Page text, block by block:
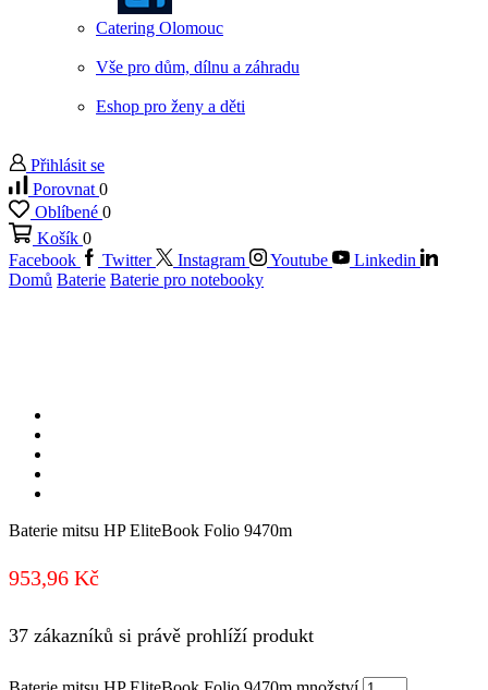
Catering Olomouc
Vše pro dům, dílnu a záhradu
Eshop pro ženy a děti
Přihlásit se
Porovnat 0
Oblíbené 0
Košík 0
Facebook
Twitter Instagram Youtube
Linkedin
Domů Baterie Baterie pro notebooky
Baterie mitsu HP EliteBook Folio 9470m
953,96 Kč
37 zákazníků si právě prohlíží produkt